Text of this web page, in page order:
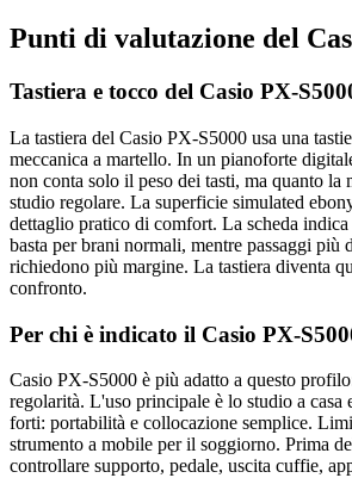
Punti di valutazione del
Tastiera e tocco del Casio PX-
La tastiera del Casio PX-S5000 usa una
meccanica a martello. In un pianoforte
non conta solo il peso dei tasti, ma quanto la
studio regolare. La superficie simulated
dettaglio pratico di comfort. La scheda
basta per brani normali, mentre passaggi più
richiedono più margine. La tastiera diventa
confronto.
Per chi è indicato il Casio PX-
Casio PX-S5000 è più adatto a questo
regolarità. L'uso principale è lo studio a casa
forti: portabilità e collocazione semplice.
strumento a mobile per il soggiorno. Prima
controllare supporto, pedale, uscita cuffie,